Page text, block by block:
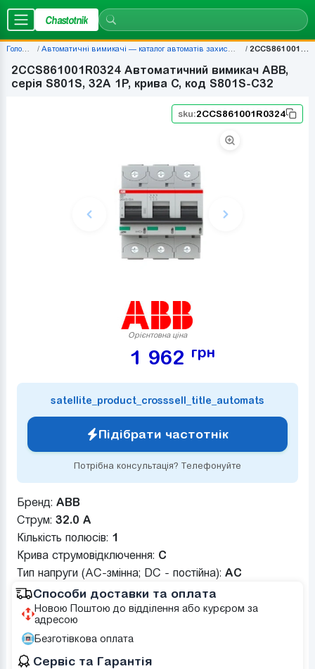
Chastotnik
Головна Автоматичні вимикачі — каталог автоматів захисту | Chastotnik.ua 2CCS861001R0324
2CCS861001R0324 Автоматичний вимикач ABB,
серія S801S, 32А 1P, крива C, код S801S-C32
sku:2CCS861001R0324
Орієнтовна ціна
1 962 грн
satellite_product_crosssell_title_automats
Підібрати частотнік
Потрібна консультація? Телефонуйте
Бренд: ABB
Струм: 32.0 А
Кількість полюсів: 1
Крива струмовідключення: C
Тип напруги (AC-змінна; DC - постійна): AC
Способи доставки та оплата
Новою Поштою до відділення або курєром за
адресою
Безготівкова оплата
Сервіс та Гарантія